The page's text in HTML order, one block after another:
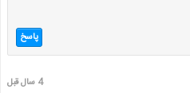
پاسخ
4 سال قبل